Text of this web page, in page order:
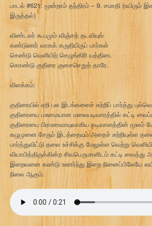
பாடல் #621: மூன்றாம் தந்திரம் – 9. சமாதி (உயிரும்
இருத்தல்)
விண்டலர் கூபமும் விஞ்சத் தடவியுங்
கண்டுணர் வாகக் கருதியிருப் பார்கள்
செண்டு வெளியிற் செழுங்கிரி யத்திடை
கொண்டு குதிரை குசைசெறுத் தாரே.
விளக்கம்:
குதிரையில் ஏறி பல இடங்களைச் சுற்றிப் பார்த்து
குதிரையை பசுமையான மலையடிவாரத்தில் கட்டி
குதிரையை பிராணவாயுவாகிய கடிவாளத்தின் மூலம்
சுழுமுனை சேரும் இடத்தையும் அதைச் சுற்றியுள்ள தலை
பார்த்துவிட்டு தலை உச்சிக்கு மேலுள்ள வெற்று
வியாபித்திருக்கின்ற சிவபெருமானிடம் கட்டி
இறைவனை கண்டு உணர்ந்து இறை நினைப்பிலேயே
நிலை ஆகும்.